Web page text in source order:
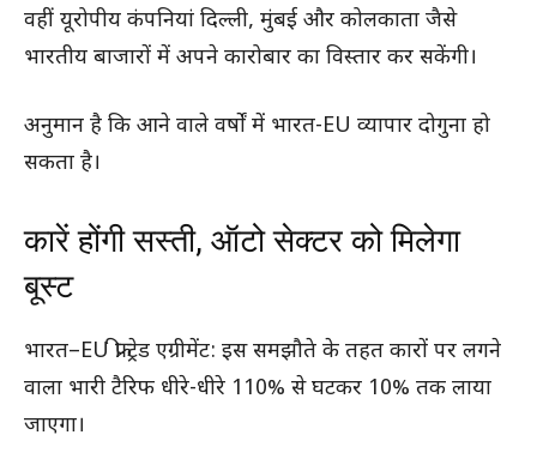
वहीं यूरोपीय कंपनियां दिल्ली, मुंबई और कोलकाता जैसे
भारतीय बाजारों में अपने कारोबार का विस्तार कर सकेंगी।
अनुमान है कि आने वाले वर्षों में भारत-EU व्यापार दोगुना हो
सकता है।
कारें होंगी सस्ती, ऑटो सेक्टर को मिलेगा
बूस्ट
भारत–EU फ्री ट्रेड एग्रीमेंट: इस समझौते के तहत कारों पर लगने
वाला भारी टैरिफ धीरे-धीरे 110% से घटकर 10% तक लाया
जाएगा।